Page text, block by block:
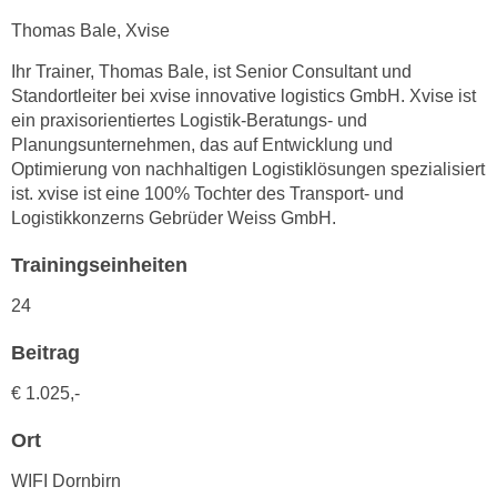
Thomas Bale, Xvise
Ihr Trainer, Thomas Bale, ist Senior Consultant und
Standortleiter bei xvise innovative logistics GmbH. Xvise ist
ein praxisorientiertes Logistik-Beratungs- und
Planungsunternehmen, das auf Entwicklung und
Optimierung von nachhaltigen Logistiklösungen spezialisiert
ist. xvise ist eine 100% Tochter des Transport- und
Logistikkonzerns Gebrüder Weiss GmbH.
Trainingseinheiten
24
Beitrag
€ 1.025,-
Ort
WIFI Dornbirn
d
n
w
i
z
i
l
r
i
n
i
e
E
U
-
U
S
A
u
n
t
r
o
r
e